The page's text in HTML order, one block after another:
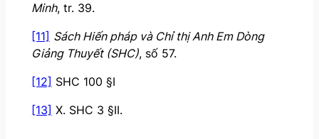
Minh, tr. 39.
[11] Sách Hiến pháp và Chỉ thị Anh Em Dòng
Giảng Thuyết (SHC), số 57.
[12] SHC 100 §I
[13] X. SHC 3 §II.